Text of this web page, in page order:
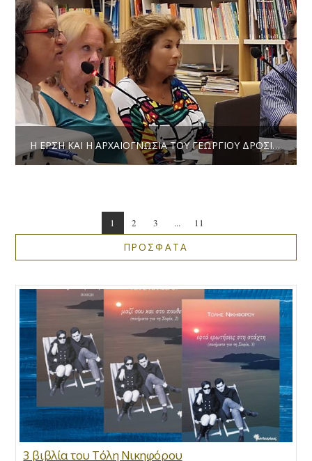
Η ΈΡΣΗ ΚΑΙ Η ΑΡΧΑΙΟΓΝΩΣΊΑ ΤΟΥ ΓΕΩΡΓΊΟΥ ΔΡΟΣΊΝΗ» ΣΤΗΝ ΒΙΒΛΙΟΘΉΚΗ ΤΗΣ ΕΡΜΟΎΠΟΛΗΣ
1 2 3 ... 11
ΠΡΟΣΦΑΤΑ
3 βιβλία του Τόλη Νικηφόρου